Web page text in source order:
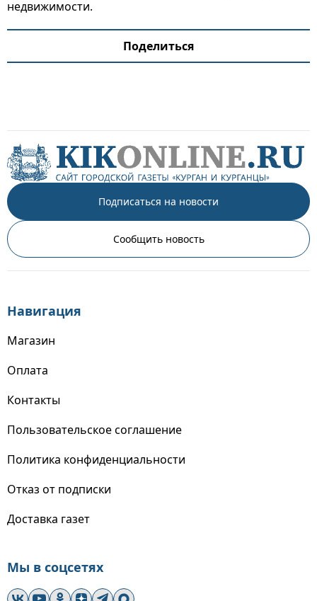
недвижимости.
Поделиться
Подписаться на новости
Сообщить новость
Навигация
Магазин
Оплата
Контакты
Пользовательское соглашение
Политика конфиденциальности
Отказ от подписки
Доставка газет
Мы в соцсетях